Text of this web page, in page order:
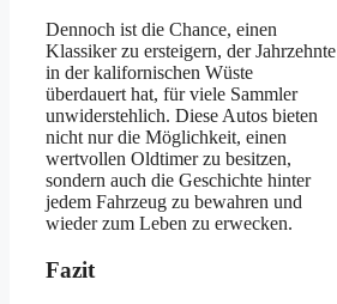
Dennoch ist die Chance, einen
Klassiker zu ersteigern, der Jahrzehnte
in der kalifornischen Wüste
überdauert hat, für viele Sammler
unwiderstehlich. Diese Autos bieten
nicht nur die Möglichkeit, einen
wertvollen Oldtimer zu besitzen,
sondern auch die Geschichte hinter
jedem Fahrzeug zu bewahren und
wieder zum Leben zu erwecken.
Fazit